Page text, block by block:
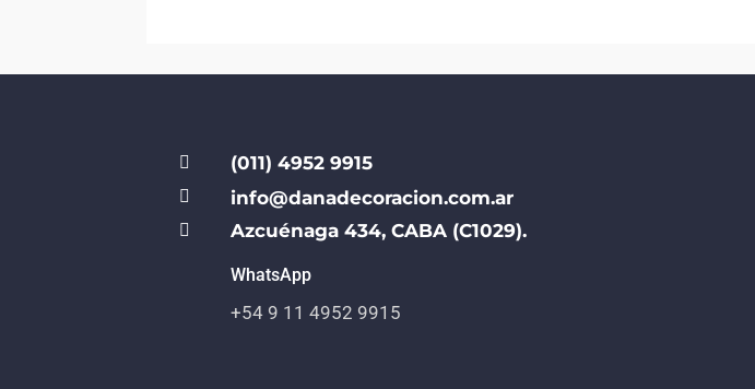
 (011) 4952 9915
 info@danadecoracion.com.ar
 Azcuénaga 434, CABA (C1029).
WhatsApp
+54 9 11 4952 9915